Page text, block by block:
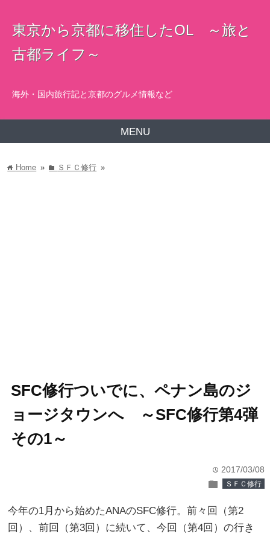
東京から京都に移住したOL ～旅と
古都ライフ～
海外・国内旅行記と京都のグルメ情報など
MENU
home Home » folder ＳＦＣ修行 »
SFC修行ついでに、ペナン島のジ
ョージタウンへ ～SFC修行第4弾
その1～
time 2017/03/08
folder ＳＦＣ修行
今年の1月から始めたANAのSFC修行。前々回（第2
回）、前回（第3回）に続いて、今回（第4回）の行き